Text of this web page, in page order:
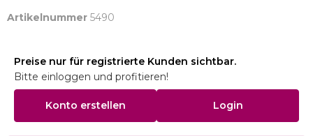
Artikelnummer 5490
Preise nur für registrierte Kunden sichtbar.
Bitte einloggen und profitieren!
Konto erstellen Login